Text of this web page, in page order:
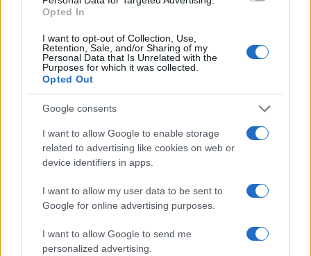
Opted In
I want to opt-out of Collection, Use,
Retention, Sale, and/or Sharing of my
Personal Data that Is Unrelated with the
Purposes for which it was collected.
Opted Out
Google consents
I want to allow Google to enable storage
related to advertising like cookies on web or
device identifiers in apps.
I want to allow my user data to be sent to
Google for online advertising purposes.
I want to allow Google to send me
personalized advertising.